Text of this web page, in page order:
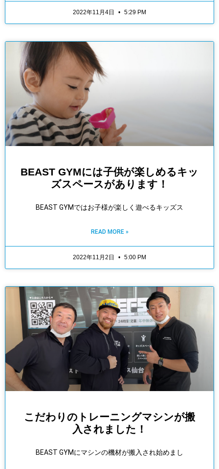
2022年11月4日 5:29 PM
BEAST GYMには子供が楽しめるキッ
ズスペースがあります！
BEAST GYMではお子様が楽しく遊べるキッズス
READ MORE »
2022年11月2日 5:00 PM
こだわりのトレーニングマシンが搬
入されました！
BEAST GYMにマシンの機材が搬入され始めまし